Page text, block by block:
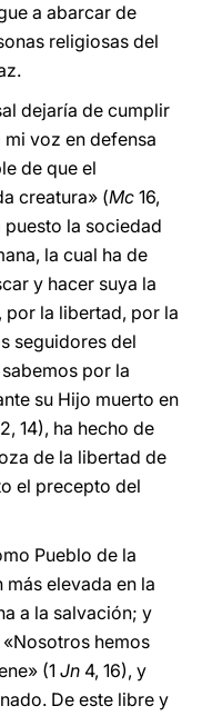
a abarcar de
religiosas del
dejaría de cumplir
voz en defensa
de que el
creatura» (Mc 16,
puesto la sociedad
la cual ha de
y hacer suya la
por la libertad, por la
seguidores del
por la
su Hijo muerto en
14), ha hecho de
de la libertad de
el precepto del
Pueblo de la
elevada en la
a la salvación; y
hemos
(1 Jn 4, 16), y
De este libre y